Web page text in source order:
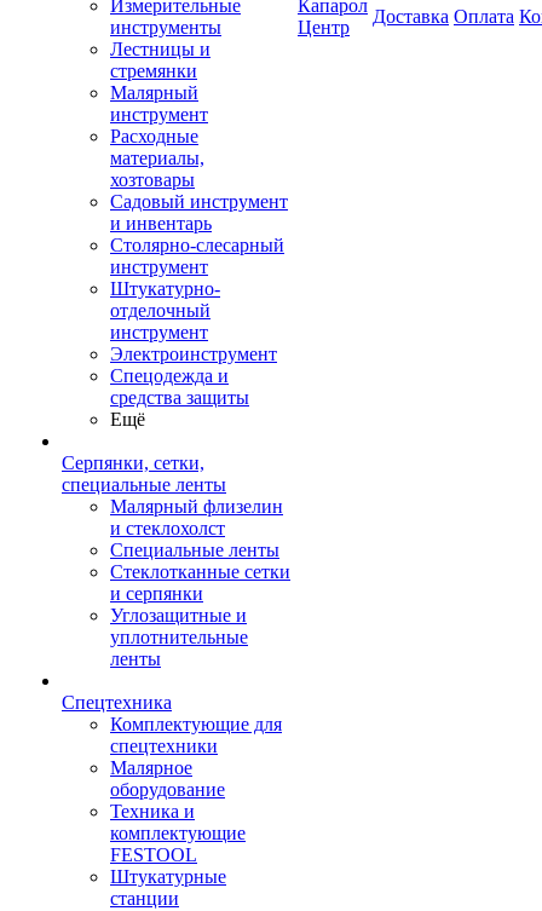
Измерительные
инструменты
Лестницы и
стремянки
Малярный
инструмент
Расходные
материалы,
хозтовары
Садовый инструмент
и инвентарь
Столярно-слесарный
инструмент
Штукатурно-
отделочный
инструмент
Электроинструмент
Спецодежда и
средства защиты
Ещё
Серпянки, сетки,
специальные ленты
Малярный флизелин
и стеклохолст
Специальные ленты
Стеклотканные сетки
и серпянки
Углозащитные и
уплотнительные
ленты
Спецтехника
Комплектующие для
спецтехники
Малярное
оборудование
Техника и
комплектующие
FESTOOL
Штукатурные
станции
Капарол
Центр
Доставка Оплата